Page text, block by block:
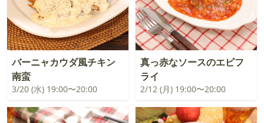
バーニャカウダ風チキン
南蛮
3/20 (水) 19:00〜20:00
真っ赤なソースのエビフ
ライ
2/12 (月) 19:00〜20:00